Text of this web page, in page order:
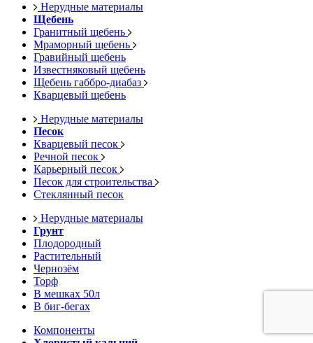
Нерудные материалы
Щебень
Гранитный щебень
Мраморный щебень
Гравийный щебень
Известняковый щебень
Щебень габбро-диабаз
Кварцевый щебень
Нерудные материалы
Песок
Кварцевый песок
Речной песок
Карьерный песок
Песок для строительства
Стеклянный песок
Нерудные материалы
Грунт
Плодородный
Растительный
Чернозём
Торф
В мешках 50л
В биг-бегах
Компоненты